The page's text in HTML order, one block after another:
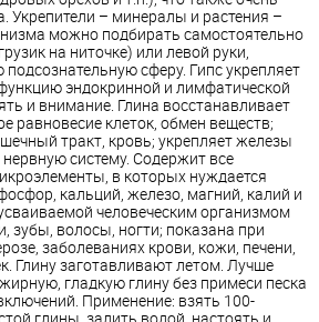
Укрепители – минералы и растения –
можно подбирать самостоятельно
на ниточке) или левой руки,
сферу. Гипс укрепляет
эндокринной и лимфатической
и внимание. Глина восстанавливает
равновесие клеток, обмен веществ;
тракт, кровь; укрепляет железы
систему. Содержит все
в которых нуждается
кальций, железо, магний, калий и
человеческим организмом
зубы, волосы, ногти; показана при
заболеваниях крови, кожи, печени,
Глину заготавливают летом. Лучше
гладкую глину без примеси песка
Применение: взять 100-